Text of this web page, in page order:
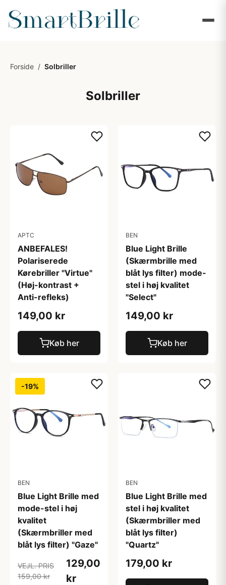
Forside / Solbriller
Solbriller
APTC
ANBEFALES!
Polariserede
Kørebriller "Virtue"
(Høj-kontrast +
Anti-refleks)
149,00 kr
Køb her
BEN
Blue Light Brille
(Skærmbrille med
blåt lys filter) mode-
stel i høj kvalitet
"Select"
149,00 kr
Køb her
-19%
BEN
Blue Light Brille med
mode-stel i høj
kvalitet
(Skærmbriller med
blåt lys filter) "Gaze"
VEJL. PRIS
159,00 kr
129,00
kr
BEN
Blue Light Brille med
stel i høj kvalitet
(Skærmbriller med
blåt lys filter)
"Quartz"
179,00 kr